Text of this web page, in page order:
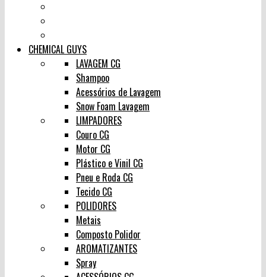
CHEMICAL GUYS
LAVAGEM CG
Shampoo
Acessórios de Lavagem
Snow Foam Lavagem
LIMPADORES
Couro CG
Motor CG
Plástico e Vinil CG
Pneu e Roda CG
Tecido CG
POLIDORES
Metais
Composto Polidor
AROMATIZANTES
Spray